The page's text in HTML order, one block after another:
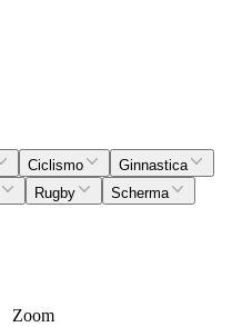
Ciclismo
Ginnastica
Rugby
Scherma
Zoom